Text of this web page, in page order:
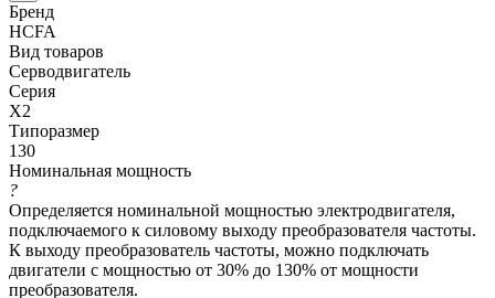
Бренд
HCFA
Вид товаров
Серводвигатель
Серия
X2
Типоразмер
130
Номинальная мощность
?
Определяется номинальной мощностью электродвигателя,
подключаемого к силовому выходу преобразователя частоты.
К выходу преобразователь частоты, можно подключать
двигатели с мощностью от 30% до 130% от мощности
преобразователя.